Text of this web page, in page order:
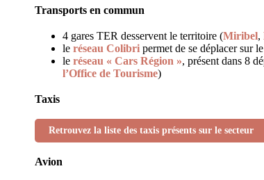
Transports en commun
4 gares TER desservent le territoire (Miribel,
leréseau Colibri permet de se déplacer sur
leréseau « Cars Région », présent dans 8
l’Office de Tourisme)
Taxis
Retrouvez la liste des taxis présents sur le secteur
Avion